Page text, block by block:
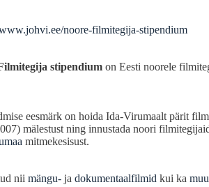
noore-filmitegija-stipendium
stipendiumon Eesti noorele
eesmärk on hoida Ida-Virumaalt pärit
mälestust ning innustada noori
mitmekesisust.
nii mängu-ja dokumentaalfilmid kui ka